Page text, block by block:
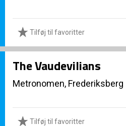
Tilføj til favoritter
The Vaudevilians
Metronomen, Frederiksberg
Tilføj til favoritter